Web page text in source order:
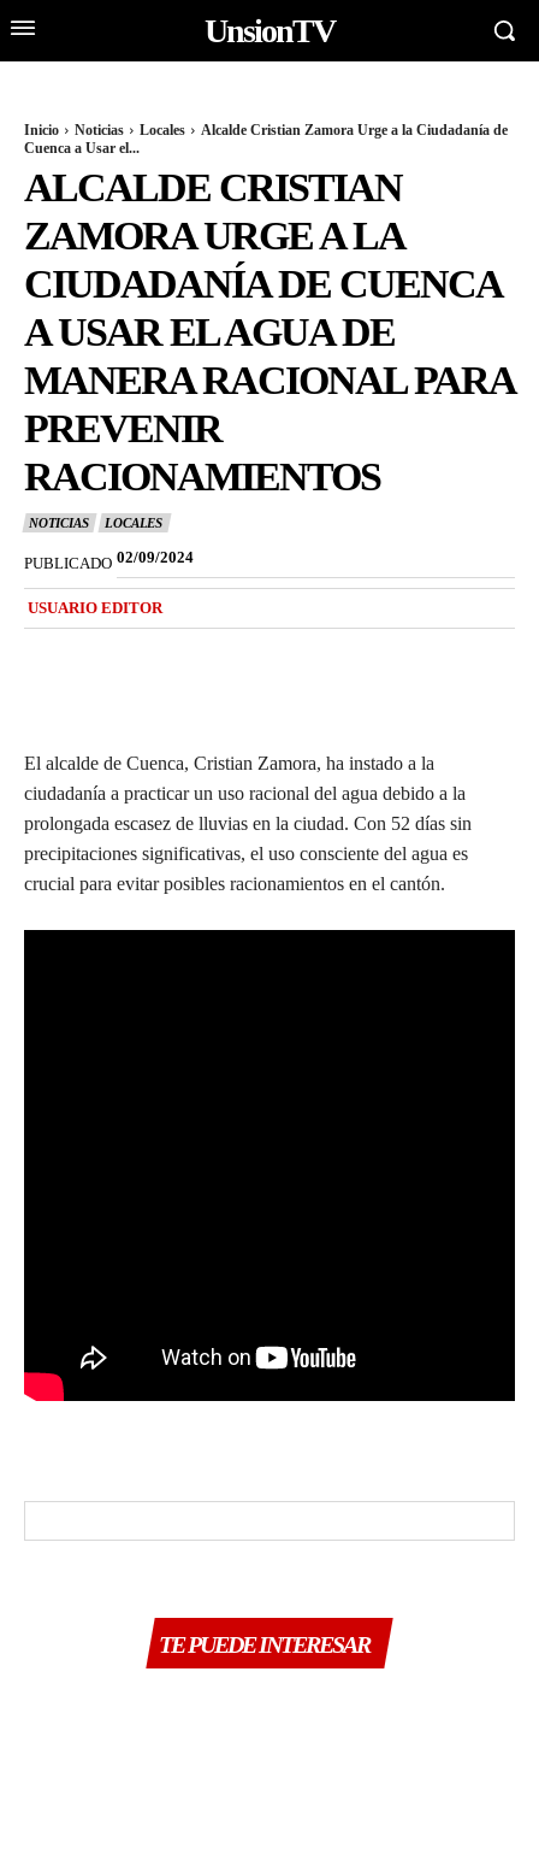
UnsionTV
Inicio Noticias Locales
Alcalde Cristian Zamora Urge a la Ciudadanía de
Cuenca a Usar el...
ALCALDE CRISTIAN
ZAMORA URGE A LA
CIUDADANÍA DE CUENCA
A USAR EL AGUA DE
MANERA RACIONAL PARA
PREVENIR
RACIONAMIENTOS
NOTICIAS LOCALES
PUBLICADO 02/09/2024
USUARIO EDITOR
El alcalde de Cuenca, Cristian Zamora, ha instado a la
ciudadanía a practicar un uso racional del agua debido a la
prolongada escasez de lluvias en la ciudad. Con 52 días sin
precipitaciones significativas, el uso consciente del agua es
crucial para evitar posibles racionamientos en el cantón.
TE PUEDE INTERESAR